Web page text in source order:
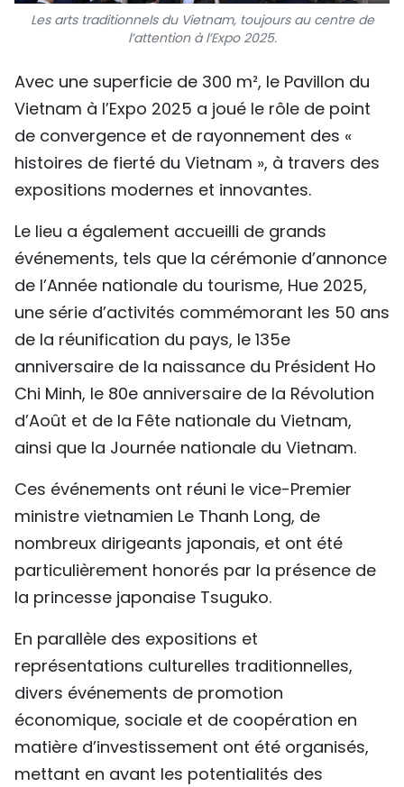
Les arts traditionnels du Vietnam, toujours au centre de
l’attention à l’Expo 2025.
Avec une superficie de 300 m², le Pavillon du
Vietnam à l’Expo 2025 a joué le rôle de point
de convergence et de rayonnement des «
histoires de fierté du Vietnam », à travers des
expositions modernes et innovantes.
Le lieu a également accueilli de grands
événements, tels que la cérémonie d’annonce
de l’Année nationale du tourisme, Hue 2025,
une série d’activités commémorant les 50 ans
de la réunification du pays, le 135e
anniversaire de la naissance du Président Ho
Chi Minh, le 80e anniversaire de la Révolution
d’Août et de la Fête nationale du Vietnam,
ainsi que la Journée nationale du Vietnam.
Ces événements ont réuni le vice-Premier
ministre vietnamien Le Thanh Long, de
nombreux dirigeants japonais, et ont été
particulièrement honorés par la présence de
la princesse japonaise Tsuguko.
En parallèle des expositions et
représentations culturelles traditionnelles,
divers événements de promotion
économique, sociale et de coopération en
matière d’investissement ont été organisés,
mettant en avant les potentialités des